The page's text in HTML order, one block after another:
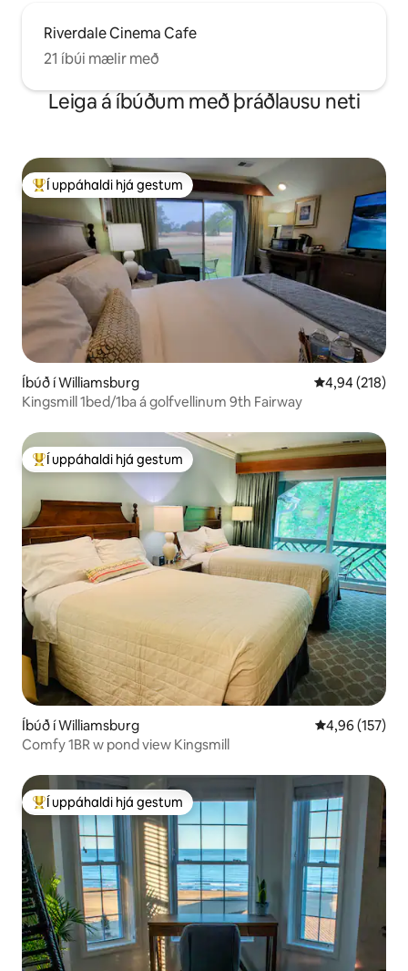
Riverdale Cinema Cafe
21 íbúi mælir með
Leiga á íbúðum með þráðlausu neti
Í mestu uppáhaldi hjá gestum
Í uppáhaldi hjá gestum
Íbúð í Williamsburg 4,94 af 5 í
4,94 (218)
Kingsmill 1bed/1ba á golfvellinum 9th Fairway
Í mestu uppáhaldi hjá gestum
Í uppáhaldi hjá gestum
Íbúð í Williamsburg 4,96 af 5 í
4,96 (157)
Comfy 1BR w pond view Kingsmill
Í mestu uppáhaldi hjá gestum
Í uppáhaldi hjá gestum